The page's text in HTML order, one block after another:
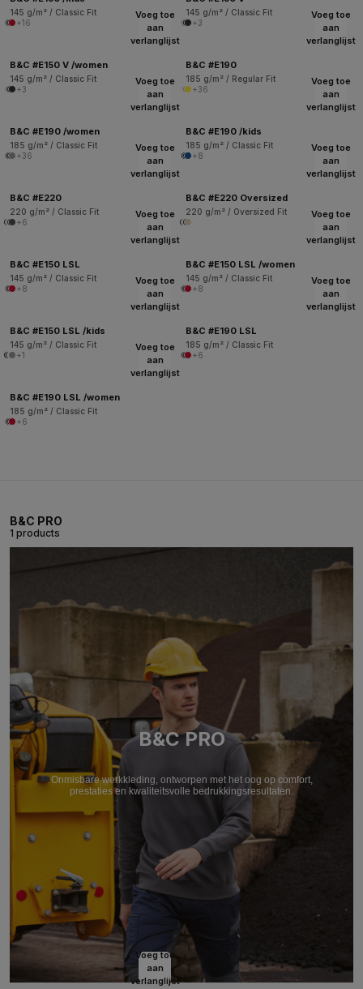
145 g/m² / Classic Fit
+16
145 g/m² / Classic Fit
+3
Voeg toe
aan
verlanglijst
B&C #E150 V /women
145 g/m² / Classic Fit
+3
Voeg toe
aan
verlanglijst
B&C #E190
185 g/m² / Regular Fit
+36
Voeg toe
aan
verlanglijst
B&C #E190 /women
185 g/m² / Classic Fit
+36
Voeg toe
aan
verlanglijst
B&C #E190 /kids
185 g/m² / Classic Fit
+8
Voeg toe
aan
verlanglijst
B&C #E220
220 g/m² / Classic Fit
+6
Voeg toe
aan
verlanglijst
B&C #E220 Oversized
220 g/m² / Oversized Fit
Voeg toe
aan
verlanglijst
B&C #E150 LSL
145 g/m² / Classic Fit
+8
Voeg toe
aan
verlanglijst
B&C #E150 LSL /women
145 g/m² / Classic Fit
+8
Voeg toe
aan
verlanglijst
B&C #E150 LSL /kids
145 g/m² / Classic Fit
+1
Voeg toe
aan
verlanglijst
B&C #E190 LSL
185 g/m² / Classic Fit
+6
Voeg toe
aan
verlanglijst
B&C #E190 LSL /women
185 g/m² / Classic Fit
+6
B&C PRO
1 products
B&C PRO
Onmisbare werkkleding, ontworpen met het oog op comfort,
prestaties en kwaliteitsvolle bedrukkingsresultaten.
Voeg toe
aan
verlanglijst